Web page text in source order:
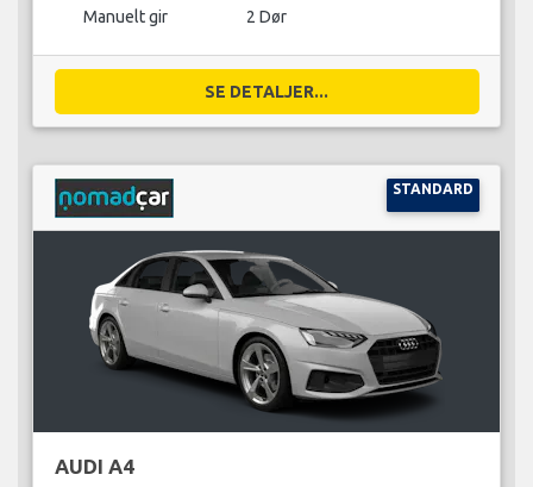
Manuelt gir 2 Dør
SE DETALJER...
STANDARD
AUDI A4